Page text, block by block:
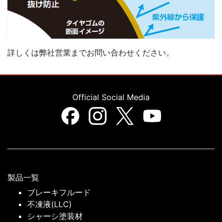
詳しくは弊社営業までお問い合わせください。
Official Social Media
製品一覧
ブレーキフルード
不凍液(LLC)
シャーシ塗装材